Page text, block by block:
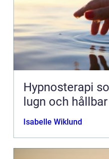
Hypnosterapi
lugn och
Isabelle Wiklund